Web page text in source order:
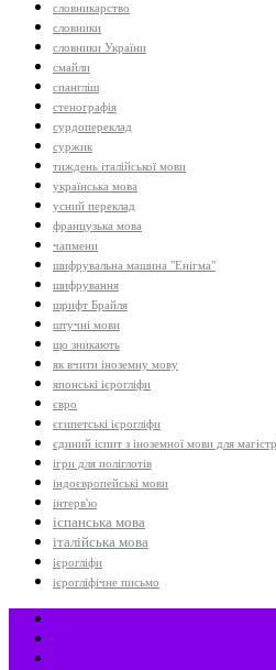
словникарство
словники
словники України
смайли
спангліш
стенографія
сурдопереклад
суржик
тиждень італійської мови
українська мова
усний переклад
французька мова
чапмени
шифрувальна машина "Енігма"
шифрування
шрифт Брайля
штучні мови
що зникають
як вчити іноземну мову
японські ієрогліфи
євро
єгипетські ієрогліфи
єдиний іспит з іноземної мови для
ігри для поліглотів
індоєвропейські мови
інтерв'ю
іспанська мова
італійська мова
ієрогліфи
ієрогліфічне письмо